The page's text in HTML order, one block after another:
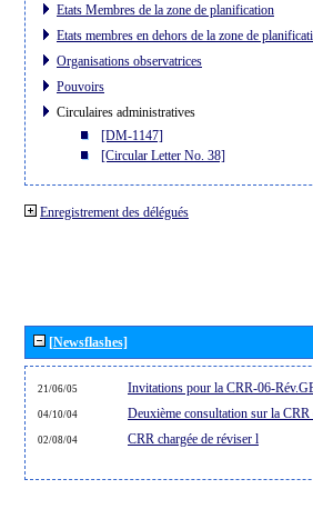
Etats Membres de la zone de planification
Etats membres en dehors de la zone de
Organisations observatrices
Pouvoirs
Circulaires administratives
[DM-1147]
[Circular Letter No. 38]
Enregistrement des délégués
[Newsflashes]
21/06/05 Invitations pour la CRR-06-
04/10/04 Deuxième consultation sur la
02/08/04 CRR chargée de réviser l